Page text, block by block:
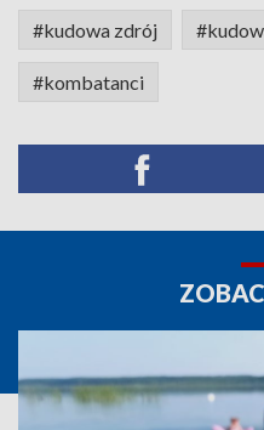
#kudowa zdrój
#kombatanci